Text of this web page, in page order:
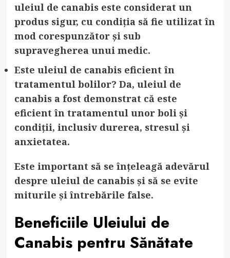
uleiul de canabis este considerat un
produs sigur, cu condiția să fie utilizat în
mod corespunzător și sub
supravegherea unui medic.
Este uleiul de canabis eficient în
tratamentul bolilor? Da, uleiul de
canabis a fost demonstrat că este
eficient în tratamentul unor boli și
condiții, inclusiv durerea, stresul și
anxietatea.
Este important să se înțeleagă adevărul
despre uleiul de canabis și să se evite
miturile și întrebările false.
Beneficiile Uleiului de
Canabis pentru Sănătate